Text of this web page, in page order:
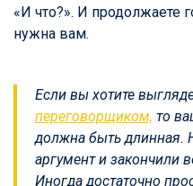
«И что?». И продолжаете
нужна вам.
Если вы хотите
переговорщиком, то
должна быть длинная.
аргумент и закончили
Иногда достаточно